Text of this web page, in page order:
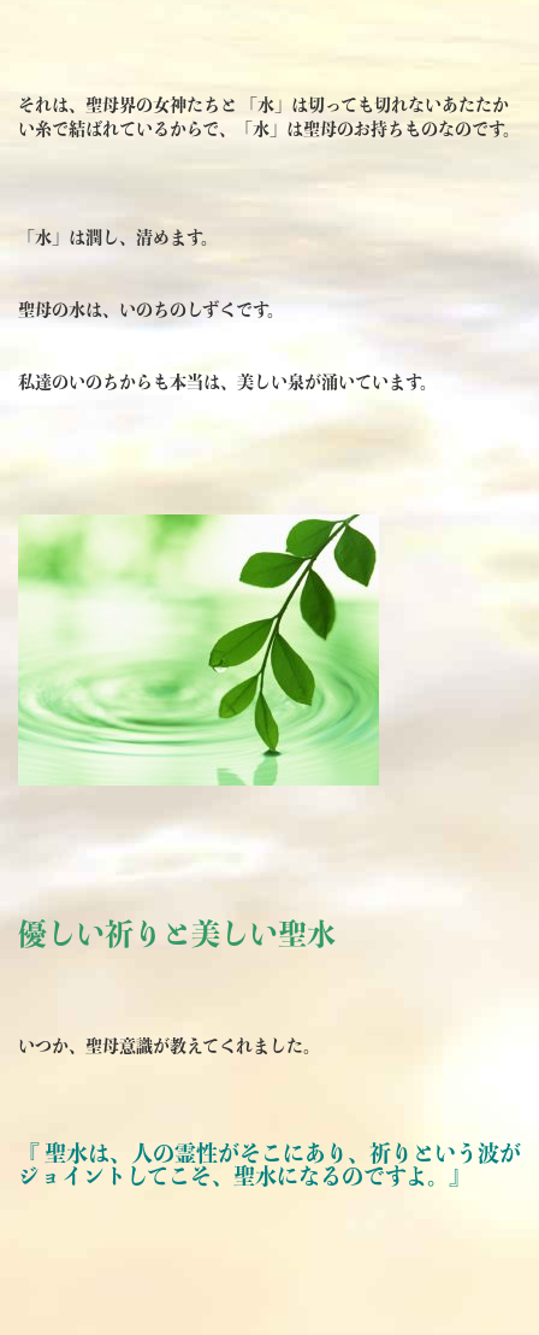
それは、聖母界の女神たちと 「水」は切っても切れないあたたか
い糸で結ばれているからで、「水」は聖母のお持ちものなのです。
「水」は潤し、清めます。
聖母の水は、いのちのしずくです。
私達のいのちからも本当は、美しい泉が涌いています。
優しい祈りと美しい聖水
いつか、聖母意識が教えてくれました。
『 聖水は、人の霊性がそこにあり、祈りという波が
ジョイントしてこそ、聖水になるのですよ。』